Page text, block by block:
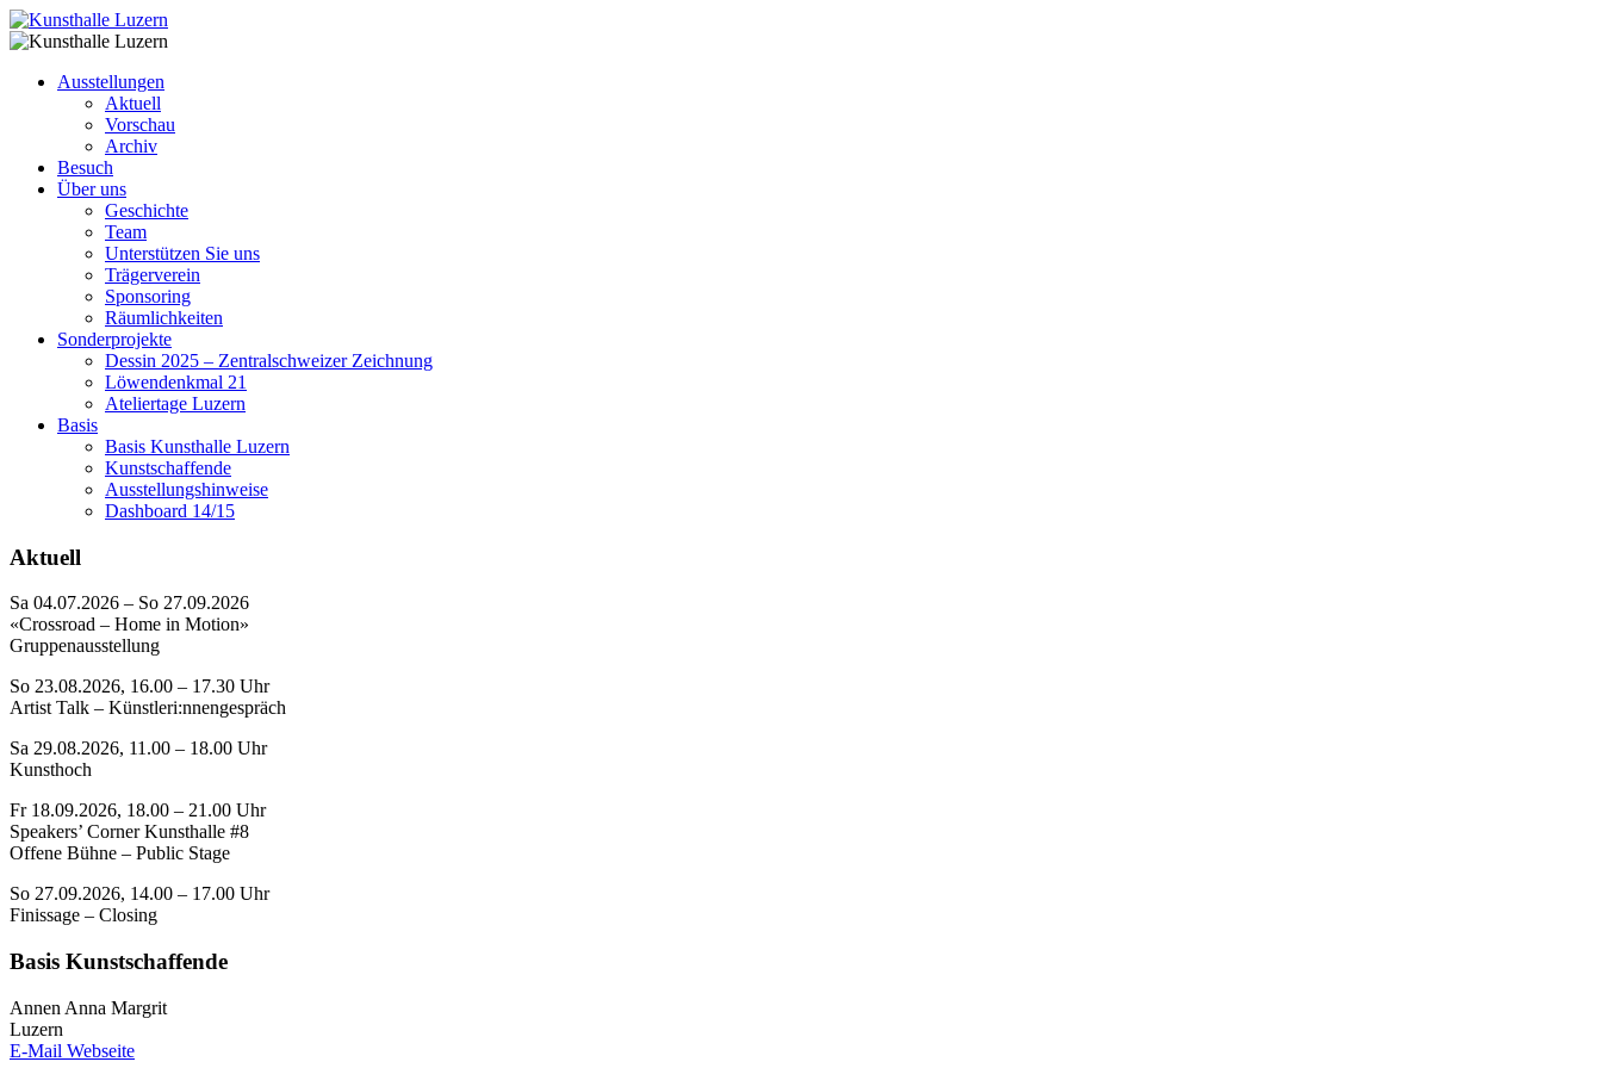
Ausstellungen
Aktuell
Vorschau
Archiv
Besuch
Über uns
Geschichte
Team
Unterstützen Sie uns
Trägerverein
Sponsoring
Räumlichkeiten
Sonderprojekte
Dessin 2025 – Zentralschweizer Zeichnung
Löwendenkmal 21
Ateliertage Luzern
Basis
Basis Kunsthalle Luzern
Kunstschaffende
Ausstellungshinweise
Dashboard 14/15
Aktuell
Sa 04.07.2026 – So 27.09.2026
«Crossroad – Home in Motion»
Gruppenausstellung
So 23.08.2026, 16.00 – 17.30 Uhr
Artist Talk – Künstleri:nnengespräch
Sa 29.08.2026, 11.00 – 18.00 Uhr
Kunsthoch
Fr 18.09.2026, 18.00 – 21.00 Uhr
Speakers’ Corner Kunsthalle #8
Offene Bühne – Public Stage
So 27.09.2026, 14.00 – 17.00 Uhr
Finissage – Closing
Basis Kunstschaffende
Annen Anna Margrit
Luzern
E-Mail Webseite